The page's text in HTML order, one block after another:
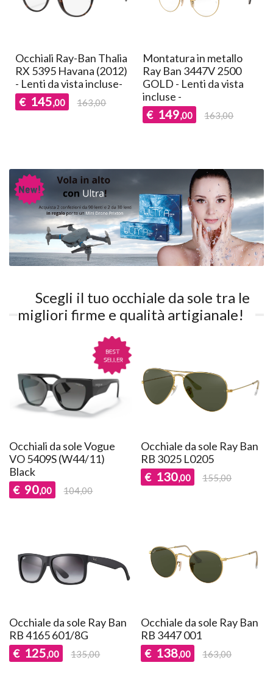
Montatura in metallo
Vogue VO4024 352 -
Lenti da vista incluse -
€ 89,00 105,00
Montatura in metallo
OcchialeAmico OSH 09
Black Gold - Lenti da
vista incluse -
€ 39,00 89,00
Scegli il tuo occhiale da sole tra le
migliori firme e qualità artigianale!
Occhiali da sole Vogue
VO 5409S (W44/11)
Black
€ 90,00 104,00
Occhiale da sole Ray Ban
RB 3025 L0205
€ 130,00 155,00
Occhiale da sole Ray Ban
RB 4165 601/8G
€ 125,00 135,00
Occhiale da sole Ray Ban
RB 3447 001
€ 138,00 163,00